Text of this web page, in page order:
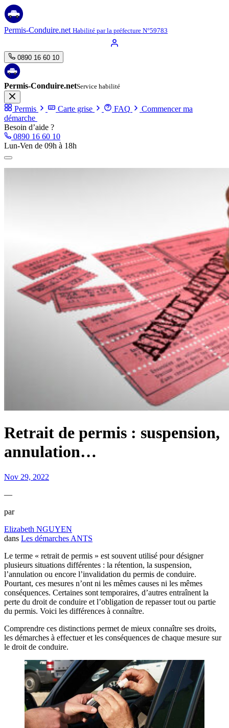
Aller
au
contenu
Permis-Conduire.net Habilité par la préfecture N°59783
0890 16 60 10
Permis-Conduire.netService habilité
Permis Carte grise FAQ
Commencer ma
démarche
Besoin d’aide ?
0890 16 60 10
Lun-Ven de 09h à 18h
Retrait de permis : suspension,
annulation…
Nov 29, 2022
—
par
Elizabeth NGUYEN
dans Les démarches ANTS
Le terme « retrait de permis » est souvent utilisé pour désigner
plusieurs situations différentes : la rétention, la suspension,
l’annulation ou encore l’invalidation du permis de conduire.
Pourtant, ces mesures n’ont ni les mêmes causes ni les mêmes
conséquences. Certaines sont temporaires, d’autres entraînent la
perte du droit de conduire et l’obligation de repasser tout ou partie
du permis. Voici les différences à connaître.
Comprendre ces distinctions permet de mieux connaître ses droits,
les démarches à effectuer et les conséquences de chaque mesure sur
le droit de conduire.